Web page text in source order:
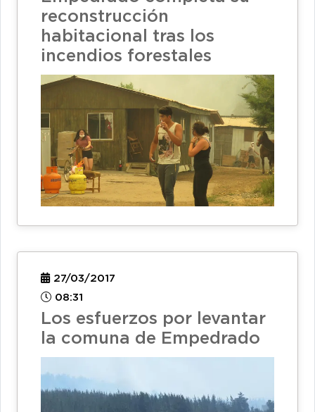
reconstrucción
habitacional tras los
incendios forestales
27/03/2017
08:31
Los esfuerzos por levantar
la comuna de Empedrado